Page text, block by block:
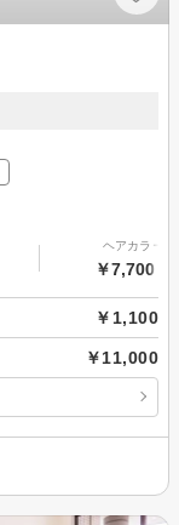
ヘアカラー
￥7,700～
￥1,100
￥11,000